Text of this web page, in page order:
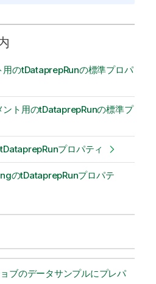
用のtDataprepRunの標準プロパ
ント用のtDataprepRunの標準プ
プロパティ
のtDataprepRunプロパテ
ブのデータサンプルにプレパ